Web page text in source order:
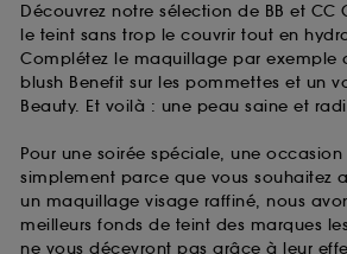
Découvrez notre sélection de BB et CC
le teint sans trop le couvrir tout en
Complétez le maquillage par exemple
blush Benefit sur les pommettes et un
Beauty. Et voilà : une peau saine et
Pour une soirée spéciale, une
simplement parce que vous souhaitez
un maquillage visage raffiné, nous
meilleurs fonds de teint des marques
ne vous décevront pas grâce à leur